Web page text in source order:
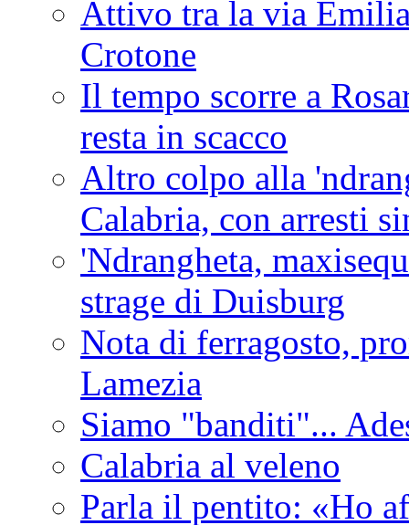
Attivo tra la via
Crotone
Il tempo scorre a
resta in scacco
Altro colpo alla
Calabria, con arresti
'Ndrangheta,
strage di Duisburg
Nota di ferragosto,
Lamezia
Siamo "banditi"...
Calabria al veleno
Parla il pentito: «Ho